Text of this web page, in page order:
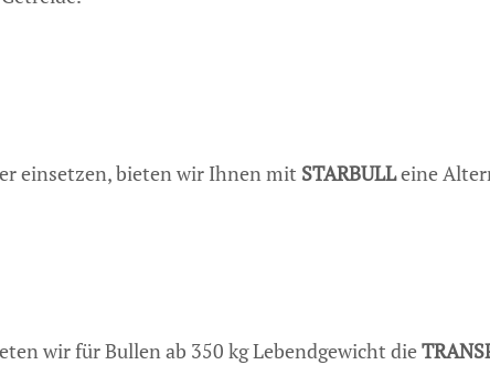
einsetzen, bieten wir Ihnen mit STARBULLeine
wir für Bullen ab 350 kg Lebendgewicht die